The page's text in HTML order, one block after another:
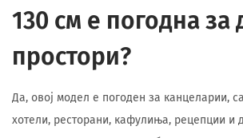
130 см е погодна за
простори?
Да, овој модел е погоден за канцеларии,
хотели, ресторани, кафулиња, рецепции и